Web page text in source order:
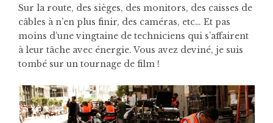
Sur la route, des sièges, des monitors, des caisses de
câbles à n’en plus finir, des caméras, etc… Et pas
moins d’une vingtaine de techniciens qui s’affairent
à leur tâche avec énergie. Vous avez deviné, je suis
tombé sur un tournage de film !